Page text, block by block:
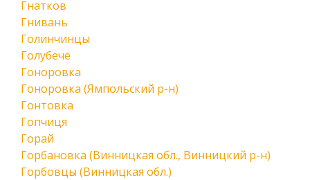
Гнатков
Гнивань
Голинчинцы
Голубече
Гоноровка
Гоноровка (Ямпольский р-н)
Гонтовка
Гопчиця
Горай
Горбановка (Винницкая обл., Винницкий р-н)
Горбовцы (Винницкая обл.)